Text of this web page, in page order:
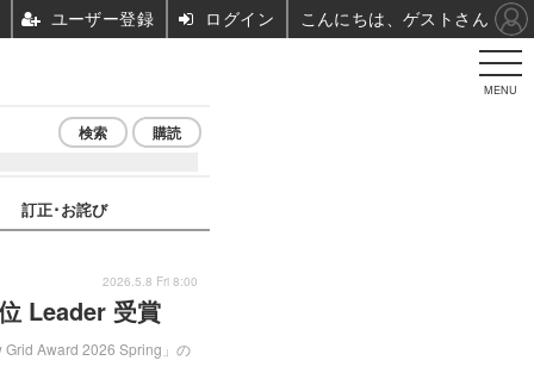
MENU
検索 購読
訂正･お詫び
Leader 受賞
Award 2026 Spring」の
2026.5.8 Fri 8:00
ユーザー登録 ログイン こんにちは、ゲストさん